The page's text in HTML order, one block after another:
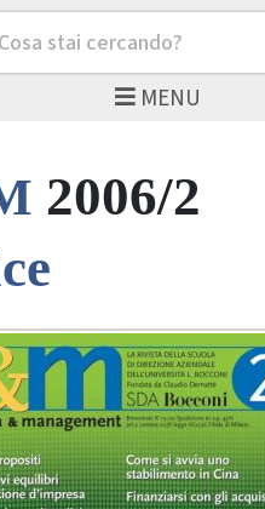
MENU
2006/2